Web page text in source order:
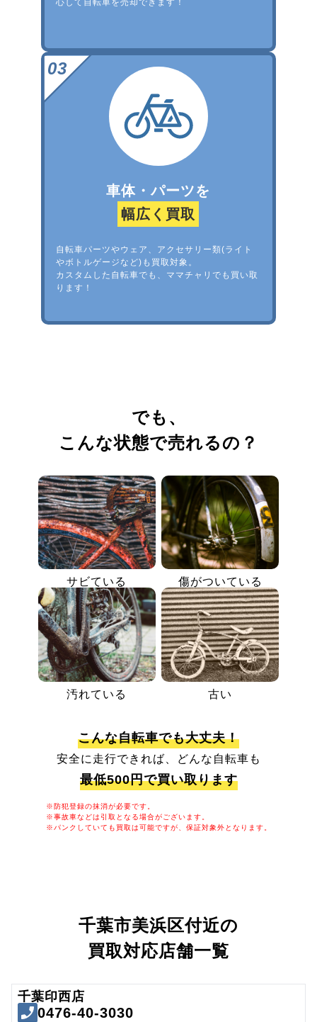
心して自転車を売却できます！
車体・パーツを
幅広く買取
自転車パーツやウェア、アクセサリー類(ライト
やボトルゲージなど)も買取対象。
カスタムした自転車でも、ママチャリでも買い取
ります！
でも、
こんな状態で売れるの？
サビている 傷がついている
汚れている 古い
こんな自転車でも大丈夫！
安全に走行できれば、どんな自転車も
最低500円で買い取ります
※防犯登録の抹消が必要です。
※事故車などは引取となる場合がございます。
※パンクしていても買取は可能ですが、保証対象外となります。
千葉市美浜区付近の
買取対応店舗一覧
千葉印西店
0476-40-3030